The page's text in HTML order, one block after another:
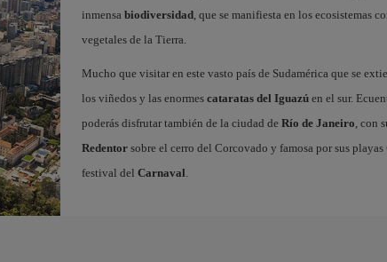
inmensa biodiversidad, que se manifiesta en los ecosistemas
vegetales de la Tierra.
Mucho que visitar en este vasto país de Sudamérica que se
los viñedos y las enormes cataratas del Iguazúen el sur.
poderás disfrutar también de la ciudad de Río de Janeiro , con
Redentorsobre el cerro del Corcovado y famosa por sus playas
festival del Carnaval